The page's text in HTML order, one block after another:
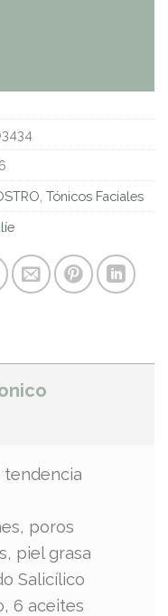
Tónicos Faciales
tendencia
poros
piel grasa
Salicílico
6 aceites